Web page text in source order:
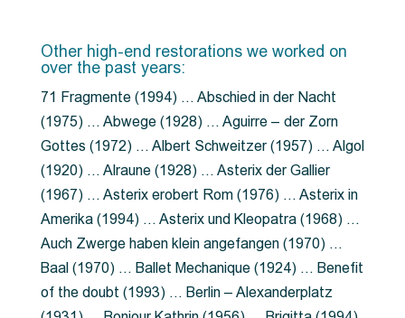
Other high-end restorations we worked on
over the past years:
71 Fragmente (1994) … Abschied in der Nacht
(1975) … Abwege (1928) … Aguirre – der Zorn
Gottes (1972) … Albert Schweitzer (1957) … Algol
(1920) … Alraune (1928) … Asterix der Gallier
(1967) … Asterix erobert Rom (1976) … Asterix in
Amerika (1994) … Asterix und Kleopatra (1968) …
Auch Zwerge haben klein angefangen (1970) …
Baal (1970) … Ballet Mechanique (1924) … Benefit
of the doubt (1993) … Berlin – Alexanderplatz